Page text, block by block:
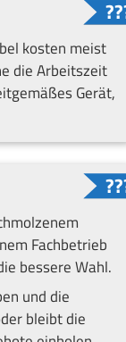
kosten meist
die Arbeitszeit
Gerät,
Fachbetrieb
bessere Wahl.
und die
bleibt die